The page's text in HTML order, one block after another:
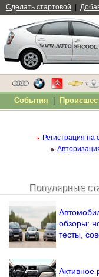
Регистрация на
Напомнить
Популярные
обзоры:
тесты,
Активное
Сделать стартовой
События